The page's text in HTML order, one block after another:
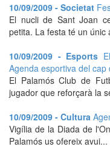
10/09/2009 - Societat
El nucli de Sant Joan
petita. La festa té un únic
10/09/2009 - Esports
Agenda esportiva del cap
El Palamós Club de
jugador que reforçarà la
10/09/2009 - Cultura
Vigília de la Diada de
Palamós us ofereix avui...